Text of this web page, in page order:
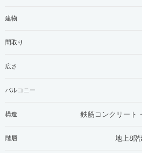
建物
間取り
広さ
バルコニー
構造 鉄筋コンクリート
階層 地上8階